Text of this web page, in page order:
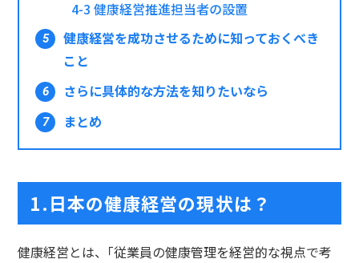
4-3健康経営推進担当者の設置
健康経営を成功させるために知っておくべき
こと
さらに具体的な方法を知りたいなら
まとめ
1.日本の健康経営の現状は？
健康経営とは、｢従業員の健康管理を経営的な視点で考